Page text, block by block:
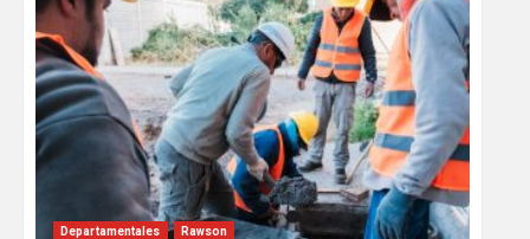
Departamentales Rawson